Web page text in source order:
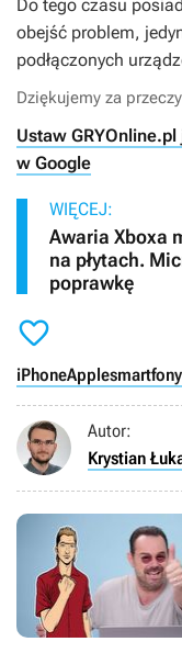
Do tego czasu
obejść problem,
podłączonych
Dziękujemy za
Ustaw
w Google
WIĘCEJ:
Awaria Xboxa
na płytach.
poprawkę

iPhoneApplesmartfony
Autor:
Krystian